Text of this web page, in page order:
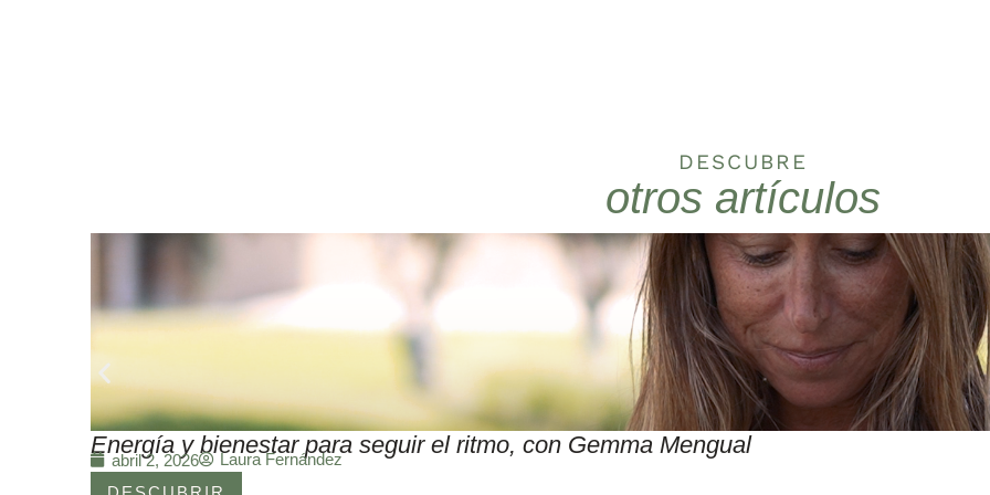
DESCUBRE
otros artículos
Energía y bienestar para seguir el ritmo, con Gemma Mengual
abril 2, 2026
Laura Fernández